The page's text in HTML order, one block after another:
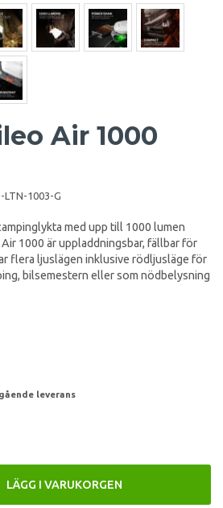
Air 1000
LTN-1003-G
med upp till 1000 lumen
1000 är uppladdningsbar, fällbar för
flera ljuslägen inklusive rödljusläge för
bilsemestern eller som nödbelysning
leverans
LÄGG I VARUKORGEN